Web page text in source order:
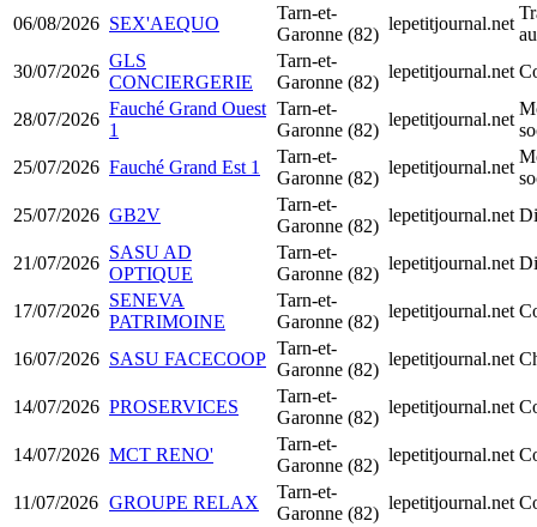
06/08/2026 SEX'AEQUO
Tarn-et-
Garonne (82)
lepetitjournal.net
30/07/2026
GLS
CONCIERGERIE
Tarn-et-
Garonne (82)
lepetitjournal.net
28/07/2026
Fauché Grand Ouest
1
Tarn-et-
Garonne (82)
lepetitjournal.net
25/07/2026 Fauché Grand Est 1
Tarn-et-
Garonne (82)
lepetitjournal.net
25/07/2026 GB2V
Tarn-et-
Garonne (82)
lepetitjournal.net
21/07/2026
SASU AD
OPTIQUE
Tarn-et-
Garonne (82)
lepetitjournal.net
17/07/2026
SENEVA
PATRIMOINE
Tarn-et-
Garonne (82)
lepetitjournal.net
16/07/2026 SASU FACECOOP
Tarn-et-
Garonne (82)
lepetitjournal.net
14/07/2026 PROSERVICES
Tarn-et-
Garonne (82)
lepetitjournal.net
14/07/2026 MCT RENO'
Tarn-et-
Garonne (82)
lepetitjournal.net
11/07/2026 GROUPE RELAX
Tarn-et-
Garonne (82)
lepetitjournal.net